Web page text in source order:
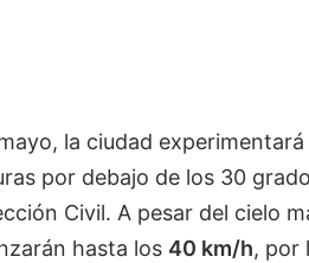
la ciudad experimentará
por debajo de los 30
Civil. A pesar del cielo
hasta los 40 km/h, por